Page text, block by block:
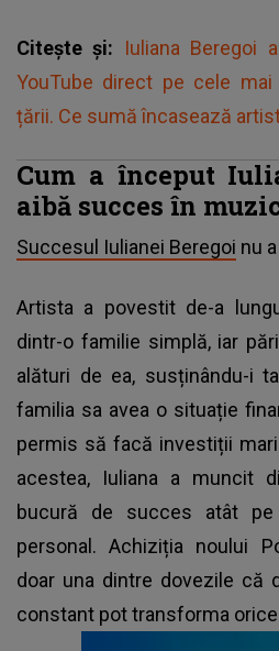
Citește și:
Iuliana Beregoi
YouTube direct pe cele
țării. Ce sumă încasează
Cum a început
aibă succes în
Succesul Iulianei Beregoi nu
Artista a povestit de-a
dintr-o familie simplă, iar
alături de ea, susținându-i
familia sa avea o situație
permis să facă investiții
acestea, Iuliana a muncit
bucură de succes atât
personal. Achiziția noului
doar una dintre dovezile că
constant pot transforma